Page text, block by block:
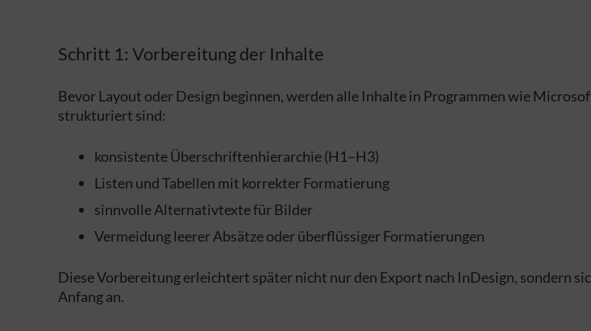
Schritt 1: Vorbereitung der Inhalte
Bevor Layout oder Design beginnen, werden alle Inhalte in Programmen wie
strukturiert sind:
konsistente Überschriftenhierarchie (H1–H3)
Listen und Tabellen mit korrekter Formatierung
sinnvolle Alternativtexte für Bilder
Vermeidung leerer Absätze oder überflüssiger Formatierungen
Diese Vorbereitung erleichtert später nicht nur den Export nach InDesign, sondern
Anfang an.